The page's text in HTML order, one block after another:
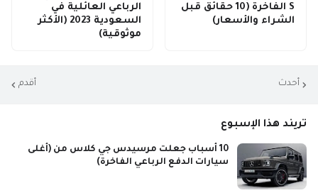
S الفاخرة (10 حقائق قبل
الشراء والأسعار)
الرباعي العائلية في
السعودية 2023 (الأكثر
موثوقية)
أحدث أقدم
تريند هذا الإسبوع
10 أسباب جعلت مرسيدس جي كلاس من (أغلى
سيارات الدفع الرباعي الفاخرة)